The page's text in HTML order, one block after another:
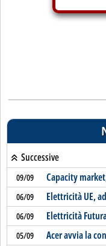
Successive
09/09 Capacity
06/09 Elettricità UE,
06/09 Elettricità
05/09 Acer avvia la